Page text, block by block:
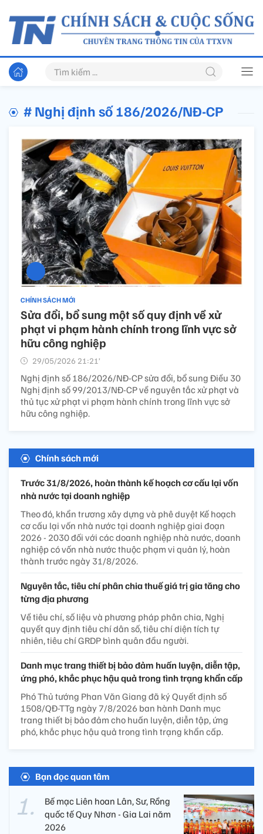
# Nghị định số 186/2026/NĐ-CP
CHÍNH SÁCH MỚI
Sửa đổi, bổ sung một số quy định về xử
phạt vi phạm hành chính trong lĩnh vực sở
hữu công nghiệp
29/05/2026 21:21’
Nghị định số 186/2026/NĐ-CP sửa đổi, bổ sung Điều 30
Nghị định số 99/2013/NĐ-CP về nguyên tắc xử phạt và
thủ tục xử phạt vi phạm hành chính trong lĩnh vực sở
hữu công nghiệp.
Chính sách mới
Trước 31/8/2026, hoàn thành kế hoạch cơ cấu lại vốn
nhà nước tại doanh nghiệp
Theo đó, khẩn trương xây dựng và phê duyệt Kế hoạch
cơ cấu lại vốn nhà nước tại doanh nghiệp giai đoạn
2026 - 2030 đối với các doanh nghiệp nhà nước, doanh
nghiệp có vốn nhà nước thuộc phạm vi quản lý, hoàn
thành trước ngày 31/8/2026.
Nguyên tắc, tiêu chí phân chia thuế giá trị gia tăng cho
từng địa phương
Về tiêu chí, số liệu và phương pháp phân chia, Nghị
quyết quy định tiêu chí dân số, tiêu chí diện tích tự
nhiên, tiêu chí GRDP bình quân đầu người.
Danh mục trang thiết bị bảo đảm huấn luyện, diễn tập,
ứng phó, khắc phục hậu quả trong tình trạng khẩn cấp
Phó Thủ tướng Phan Văn Giang đã ký Quyết định số
1508/QĐ-TTg ngày 7/8/2026 ban hành Danh mục
trang thiết bị bảo đảm cho huấn luyện, diễn tập, ứng
phó, khắc phục hậu quả trong tình trạng khẩn cấp.
Bạn đọc quan tâm
Bế mạc Liên hoan Lân, Sư, Rồng
quốc tế Quy Nhơn - Gia Lai năm
2026